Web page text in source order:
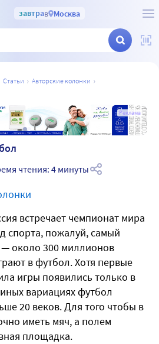
завтрав Москва
статьи
авторские колонки
Реклама
чтения: 4 минуты
встречает чемпионат мира
спорта, пожалуй, самый
около 300 миллионов
в футбол. Хотя первые
игры появились только в
вариациях футбол
20 веков. Для того чтобы в
иметь мяч, а полем
площадка.